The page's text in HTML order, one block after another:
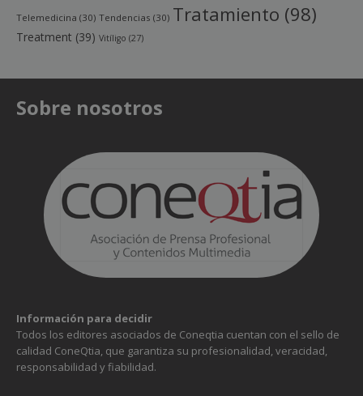
Telemedicina (30) Tendencias (30) Tratamiento (98)
Treatment (39) Vitíligo (27)
Sobre nosotros
Información para decidir
Todos los editores asociados de Coneqtia cuentan con el sello de
calidad ConeQtia, que garantiza su profesionalidad, veracidad,
responsabilidad y fiabilidad.